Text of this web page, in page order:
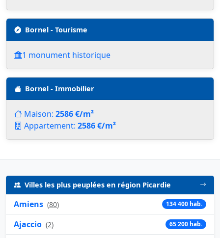
Bornel - Tourisme
1 monument historique
Bornel - Immobilier
Maison: 2586 €/m²
Appartement: 2586 €/m²
Villes les plus peuplées en région Picardie
Amiens (80) 134 400 hab.
Ajaccio (2) 65 200 hab.